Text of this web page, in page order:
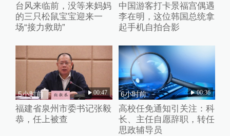
台风来临前，没等来妈妈
的三只松鼠宝宝迎来一
场“接力救助”
中国游客打卡景福宫偶遇
李在明，这位韩国总统拿
起手机自拍合影
5小时前 00:47
福建省泉州市委书记张毅
恭，任上被查
6小时前 00:36
高校任免通知引关注：科
长、主任自愿辞职，转任
思政辅导员